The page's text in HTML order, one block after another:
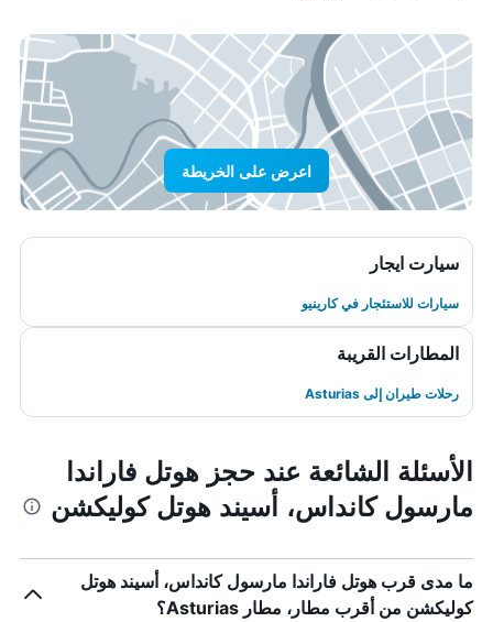
اعرض على الخريطة
سيارت ايجار
سيارات للاستئجار في كارينيو
المطارات القريبة
رحلات طيران إلى Asturias
الأسئلة الشائعة عند حجز هوتل فاراندا
مارسول كانداس، أسيند هوتل كوليكشن
ما مدى قرب هوتل فاراندا مارسول كانداس، أسيند هوتل
كوليكشن من أقرب مطار، مطار Asturias؟